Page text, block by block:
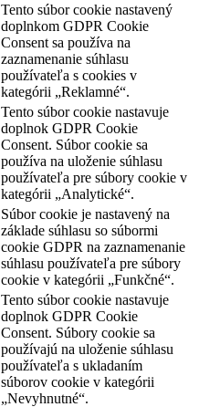
Tento súbor cookie nastavený
doplnkom GDPR Cookie
Consent sa používa na
zaznamenanie súhlasu
používateľa s cookies v
kategórii „Reklamné“.
Tento súbor cookie nastavuje
doplnok GDPR Cookie
Consent. Súbor cookie sa
používa na uloženie súhlasu
používateľa pre súbory cookie v
kategórii „Analytické“.
Súbor cookie je nastavený na
základe súhlasu so súbormi
cookie GDPR na zaznamenanie
súhlasu používateľa pre súbory
cookie v kategórii „Funkčné“.
Tento súbor cookie nastavuje
doplnok GDPR Cookie
Consent. Súbory cookie sa
používajú na uloženie súhlasu
používateľa s ukladaním
súborov cookie v kategórii
„Nevyhnutné“.